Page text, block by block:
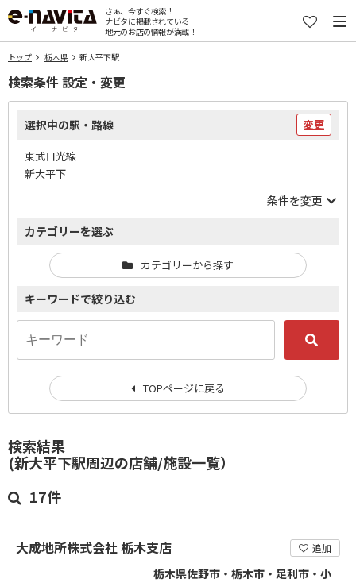
さぁ、今すぐ検索！
ナビタに掲載されている
地元のお店の情報が満載！
トップ 栃木県 新大平下駅
検索結果
(新大平下駅周辺の店舗/施設一覧）
17件
大成地所株式会社 栃木支店 追加
栃木県佐野市・栃木市・足利市・小
検索条件 設定・変更
選択中の駅・路線 変更
東武日光線
新大平下
条件を変更
カテゴリーを選ぶ
カテゴリーから探す
キーワードで絞り込む
TOPページに戻る